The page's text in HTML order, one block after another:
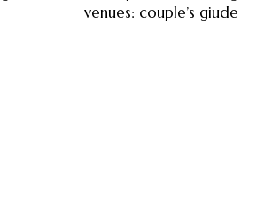
venues: couple’s giude